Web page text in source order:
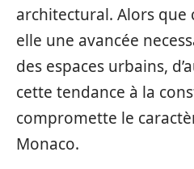
architectural. Alors que
elle une avancée
des espaces urbains,
cette tendance à la
compromette le
Monaco.